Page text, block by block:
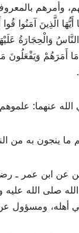
وأمرهم
أَيُّهَا الَّذِينَ آمَنُوا
وَالْحِجَارَةُ
أَمَرَهُمْ وَيَفْعَلُونَ
عنهما: علموهم
ينجون به من
عن ابن عمر ـ
صلى الله عليه
أهله، ومسؤول